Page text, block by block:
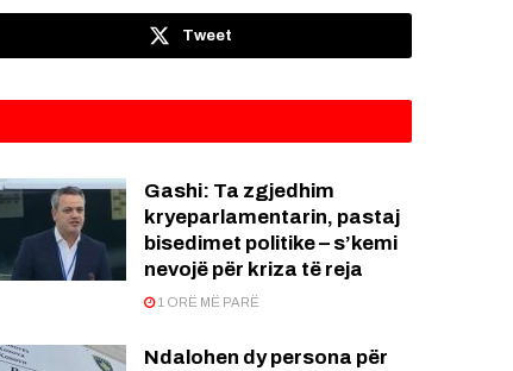
Tweet
Gashi: Ta zgjedhim
kryeparlamentarin, pastaj
bisedimet politike – s’kemi
nevojë për kriza të reja
1 ORË MË PARË
Ndalohen dy persona për